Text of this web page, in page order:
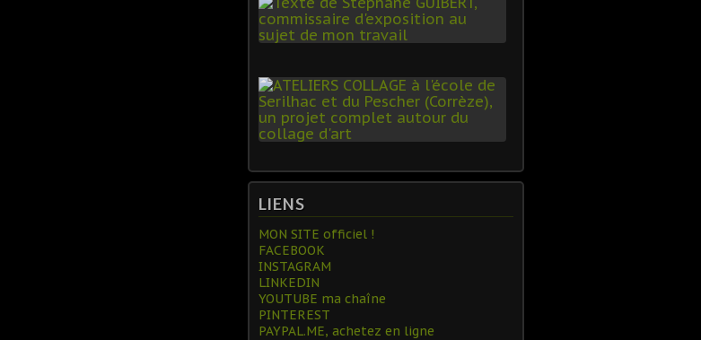
LIENS
MON SITE officiel !
FACEBOOK
INSTAGRAM
LINKEDIN
YOUTUBE ma chaîne
PINTEREST
PAYPAL.ME, achetez en ligne